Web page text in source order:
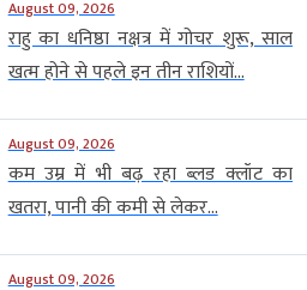
August 09, 2026
राहु का धनिष्ठा नक्षत्र में गोचर शुरू, साल
खत्म होने से पहले इन तीन राशियों...
August 09, 2026
कम उम्र में भी बढ़ रहा ब्लड क्लॉट का
खतरा, पानी की कमी से लेकर...
August 09, 2026